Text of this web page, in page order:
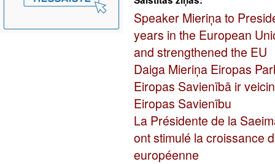
Speaker Mieriņa to
years in the European
and strengthened the EU
Daiga Mieriņa Eiropas
Eiropas Savienībā ir
Eiropas Savienību
La Présidente de la
ont stimulé la croissance
européenne